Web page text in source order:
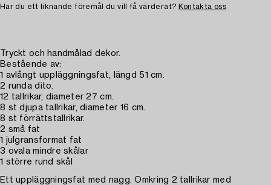
Har du ett liknande föremål du vill få värderat? Kontakta oss
Tryckt och handmålad dekor.
Bestående av:
1 avlångt uppläggningsfat, längd 51 cm.
2 runda dito.
12 tallrikar, diameter 27 cm.
8 st djupa tallrikar, diameter 16 cm.
8 st förrättstallrikar.
2 små fat
1 julgransformat fat
3 ovala mindre skålar
1 större rund skål
Ett uppläggningsfat med nagg. Omkring 2 tallrikar med